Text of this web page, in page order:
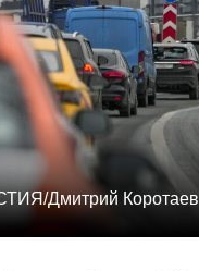
Дмитрий Коротаев